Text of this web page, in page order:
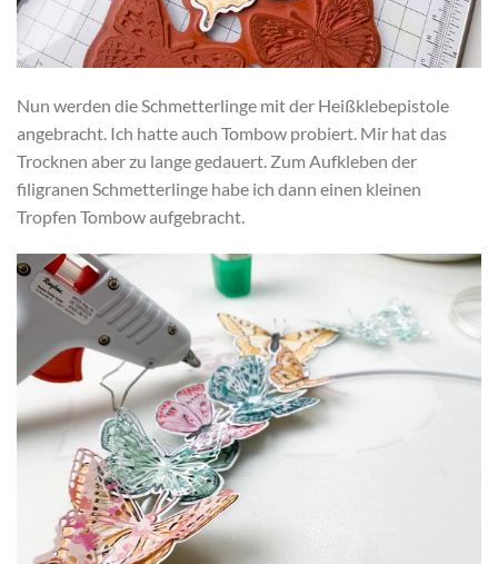
Nun werden die Schmetterlinge mit der Heißklebepistole
angebracht. Ich hatte auch Tombow probiert. Mir hat das
Trocknen aber zu lange gedauert. Zum Aufkleben der
filigranen Schmetterlinge habe ich dann einen kleinen
Tropfen Tombow aufgebracht.